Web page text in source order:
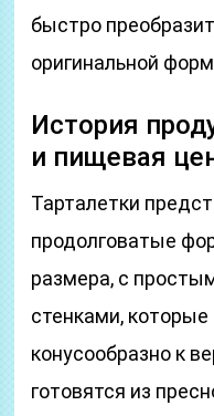
быстро
оригинальной
История
и пищевая
Тарталетки
продолговатые
размера, с
стенками, которые
конусообразно к
готовятся из